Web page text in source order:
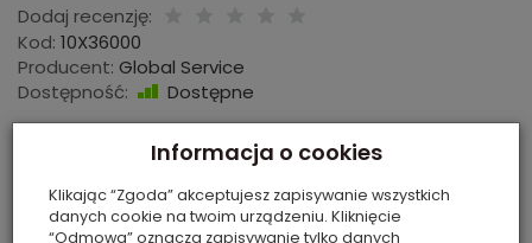
Dodaj recenzję:
Kod: 10X36000
Producent: Global Service
Dostępność:
Dostępne
Cena netto:6,32 zł
opak. dodaj do koszyka
Informacja o cookies
Klikając “Zgoda” akceptujesz zapisywanie wszystkich
danych cookie na twoim urządzeniu. Kliknięcie
“Odmowa” oznacza zapisywanie tylko danych